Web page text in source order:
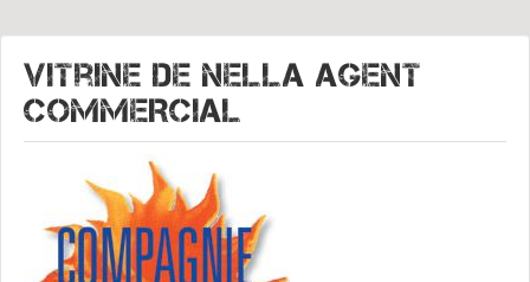
Vitrine de NELLA AGENT
COMMERCIAL